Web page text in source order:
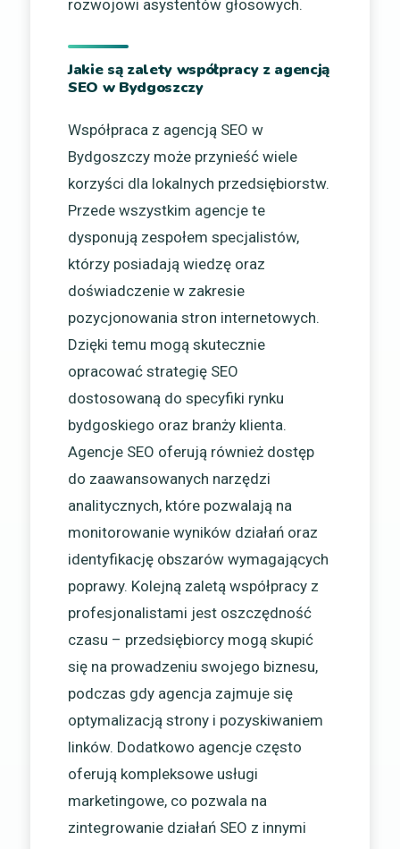
rozwojowi asystentów głosowych.
Jakie są zalety współpracy z agencją
SEO w Bydgoszczy
Współpraca z agencją SEO w
Bydgoszczy może przynieść wiele
korzyści dla lokalnych przedsiębiorstw.
Przede wszystkim agencje te
dysponują zespołem specjalistów,
którzy posiadają wiedzę oraz
doświadczenie w zakresie
pozycjonowania stron internetowych.
Dzięki temu mogą skutecznie
opracować strategię SEO
dostosowaną do specyfiki rynku
bydgoskiego oraz branży klienta.
Agencje SEO oferują również dostęp
do zaawansowanych narzędzi
analitycznych, które pozwalają na
monitorowanie wyników działań oraz
identyfikację obszarów wymagających
poprawy. Kolejną zaletą współpracy z
profesjonalistami jest oszczędność
czasu – przedsiębiorcy mogą skupić
się na prowadzeniu swojego biznesu,
podczas gdy agencja zajmuje się
optymalizacją strony i pozyskiwaniem
linków. Dodatkowo agencje często
oferują kompleksowe usługi
marketingowe, co pozwala na
zintegrowanie działań SEO z innymi